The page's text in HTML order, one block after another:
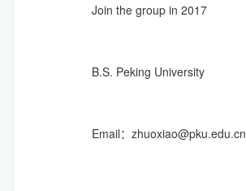
Join the group in 2017
B.S. Peking University
Email：zhuoxiao@pku.edu.cn